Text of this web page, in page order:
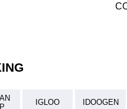
IGLOO IDOOGEN